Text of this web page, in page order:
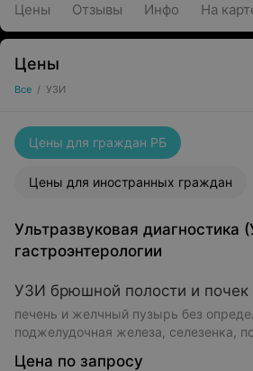
Цены Отзывы Инфо На
Цены
Все / УЗИ
Цены для граждан РБ
Цены для иностранных граждан
Ультразвуковая диагностика
гастроэнтерологии
УЗИ брюшной полости и почек
печень и желчный пузырь без
поджелудочная железа, селезенка,
Цена по запросу